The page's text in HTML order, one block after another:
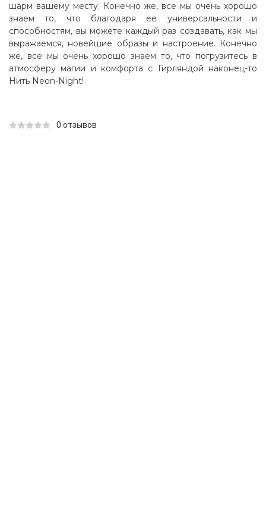
шарм вашему месту. Конечно же, все мы очень хорошо
знаем то, что благодаря ее универсальности и
способностям, вы можете каждый раз создавать, как мы
выражаемся, новейшие образы и настроение. Конечно
же, все мы очень хорошо знаем то, что погрузитесь в
атмосферу магии и комфорта с Гирляндой наконец-то
Нить Neon-Night!
0 отзывов